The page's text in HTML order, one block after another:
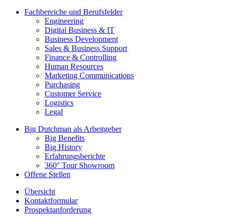
Fachbereiche und Berufsfelder
Engineering
Digital Business & IT
Business Development
Sales & Business Support
Finance & Controlling
Human Resources
Marketing Communications
Purchasing
Customer Service
Logistics
Legal
Big Dutchman als Arbeitgeber
Big Benefits
Big History
Erfahrungsberichte
360° Tour Showroom
Offene Stellen
Übersicht
Kontaktformular
Prospektanforderung